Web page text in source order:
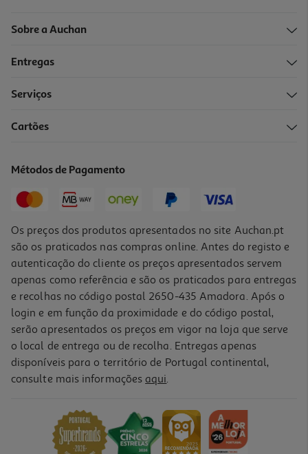
Sobre a Auchan
Entregas
Serviços
Cartões
Métodos de Pagamento
Os preços dos produtos apresentados no site Auchan.pt
são os praticados nas compras online. Antes do registo e
autenticação do cliente os preços apresentados servem
apenas como referência e são os praticados para entregas
e recolhas no código postal 2650-435 Amadora. Após o
login e em função da proximidade e do código postal,
serão apresentados os preços em vigor na loja que serve
o local de entrega ou de recolha. Entregas apenas
disponíveis para o território de Portugal continental,
consulte mais informações aqui.